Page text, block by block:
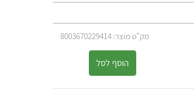
מק"ט מוצר: 8003670229414
הוסף לסל